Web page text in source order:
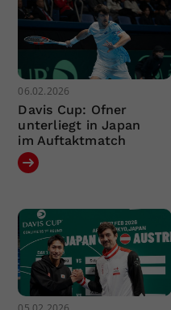
06.02.2026
Davis Cup: Ofner
unterliegt in Japan
im Auftaktmatch